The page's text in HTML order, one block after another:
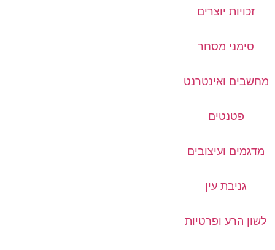
זכויות יוצרים
סימני מסחר
מחשבים ואינטרנט
פטנטים
מדגמים ועיצובים
גניבת עין
לשון הרע ופרטיות